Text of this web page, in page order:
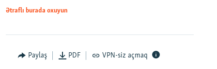
Ətraflı burada oxuyun
Paylaş PDF VPN-siz açmaq